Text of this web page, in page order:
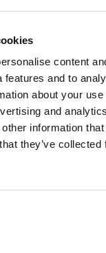
content
features and to
about your
and
information that
they’ve
Zoom